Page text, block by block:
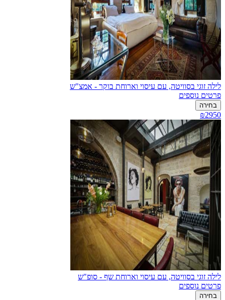
לילה זוגי בסוויטה, עם עיסוי וארוחת בוקר - אמצ"ש
פרטים נוספים
בחירה
₪2950
לילה זוגי בסוויטה, עם עיסוי וארוחת שף - סופ"ש
פרטים נוספים
בחירה